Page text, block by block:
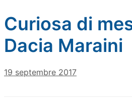
Curiosa di
Dacia Maraini
19 septembre 2017